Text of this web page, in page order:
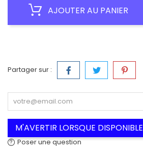
AJOUTER AU PANIER
Partager sur :
M'AVERTIR LORSQUE DISPONIBLE
Poser une question